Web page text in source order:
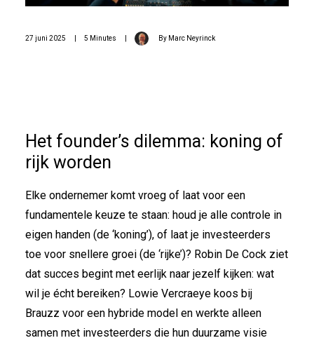
27 juni 2025 5 Minutes By Marc Neyrinck
Het founder’s dilemma: koning of
rijk worden
Elke ondernemer komt vroeg of laat voor een
fundamentele keuze te staan: houd je alle controle in
eigen handen (de ‘koning’), of laat je investeerders
toe voor snellere groei (de ‘rijke’)? Robin De Cock ziet
dat succes begint met eerlijk naar jezelf kijken: wat
wil je écht bereiken? Lowie Vercraeye koos bij
Brauzz voor een hybride model en werkte alleen
samen met investeerders die hun duurzame visie